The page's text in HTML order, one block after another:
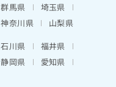
群馬県
埼玉県
神奈川県
山梨県
石川県
福井県
静岡県
愛知県